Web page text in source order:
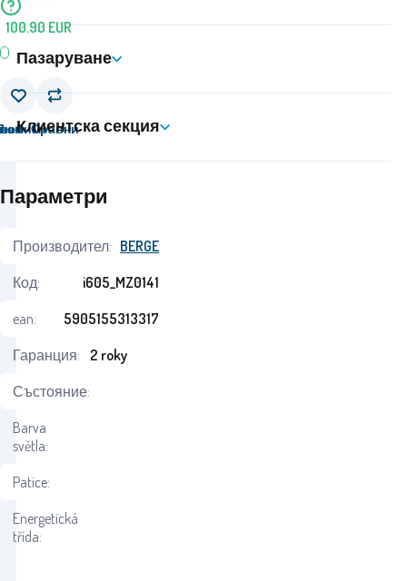
100.90EUR
Сравни
Параметри
Производител: BERGE
Код:
i605_MZ0141
ean:
5905155313317
Гаранция:
2 roky
Състояние:
Barva
světla:
Patice:
Energetická
třída:
Пазаруване
Клиентска секция